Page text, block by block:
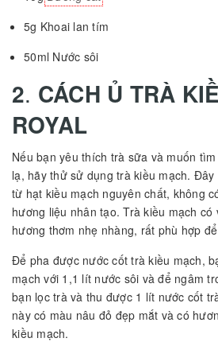
5g Khoai lan tím
50ml Nước sôi
2. CÁCH Ủ TRÀ
ROYAL
Nếu bạn yêu thích trà sữa và muốn
lạ, hãy thử sử dụng trà kiều mạch.
từ hạt kiều mạch nguyên chất, không
hương liệu nhân tạo. Trà kiều mạch có
hương thơm nhẹ nhàng, rất phù hợp
Để pha được nước cốt trà kiều mạch,
mạch với 1,1 lít nước sôi và để ngâm
bạn lọc trà và thu được 1 lít nước cốt
này có màu nâu đỏ đẹp mắt và có
kiều mạch.